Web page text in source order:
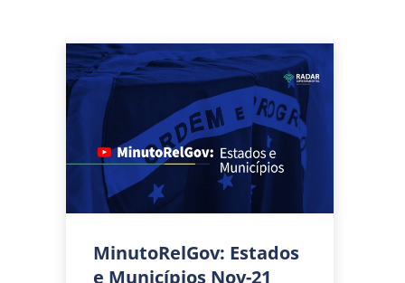
MinutoRelGov: Estados
e Municípios Nov-21